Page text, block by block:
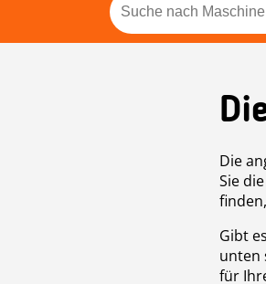
Die
Sie
Gibt
unten
für